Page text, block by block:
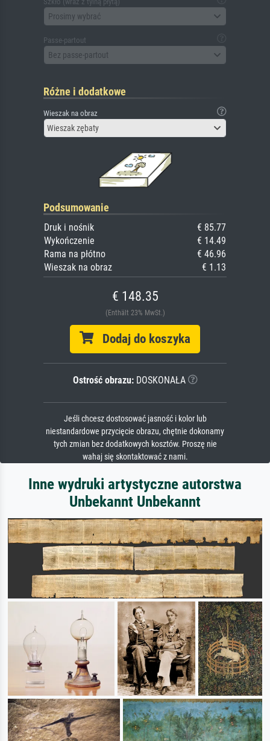
Prosimy wybrać
Passe-partout
Bez passe-partout
Różne i dodatkowe
Wieszak na obraz
Wieszak zębaty
Podsumowanie
Druk i nośnik
€ 85.77
Wykończenie
€ 14.49
Rama na płótno
€ 46.96
Wieszak na obraz
€ 1.13
€ 148.35
(Enthält 23% MwSt.)
Dodaj do koszyka
Ostrość obrazu:DOSKONAŁA
Jeśli chcesz dostosować jasność i kolor lub
niestandardowe przycięcie obrazu, chętnie dokonamy
tych zmian bez dodatkowych kosztów. Proszę nie
wahaj się skontaktować z nami.
Inne wydruki artystyczne autorstwa
Unbekannt Unbekannt